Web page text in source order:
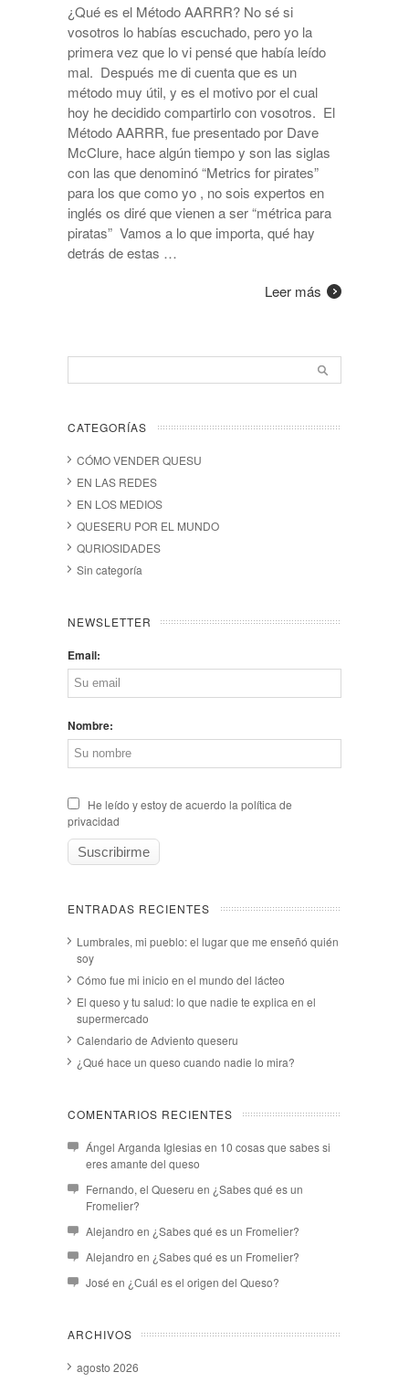
¿Qué es el Método AARRR? No sé si
vosotros lo habías escuchado, pero yo la
primera vez que lo vi pensé que había leído
mal. Después me di cuenta que es un
método muy útil, y es el motivo por el cual
hoy he decidido compartirlo con vosotros. El
Método AARRR, fue presentado por Dave
McClure, hace algún tiempo y son las siglas
con las que denominó “Metrics for pirates”
para los que como yo , no sois expertos en
inglés os diré que vienen a ser “métrica para
piratas” Vamos a lo que importa, qué hay
detrás de estas …
Leer más
CATEGORÍAS
CÓMO VENDER QUESU
EN LAS REDES
EN LOS MEDIOS
QUESERU POR EL MUNDO
QURIOSIDADES
Sin categoría
NEWSLETTER
Email:
Nombre:
He leído y estoy de acuerdo la política de
privacidad
ENTRADAS RECIENTES
Lumbrales, mi pueblo: el lugar que me enseñó quién
soy
Cómo fue mi inicio en el mundo del lácteo
El queso y tu salud: lo que nadie te explica en el
supermercado
Calendario de Adviento queseru
¿Qué hace un queso cuando nadie lo mira?
COMENTARIOS RECIENTES
Ángel Arganda Iglesiasen 10 cosas que sabes si
eres amante del queso
Fernando, el Queseru en ¿Sabes qué es un
Fromelier?
Alejandro en ¿Sabes qué es un Fromelier?
Alejandro en ¿Sabes qué es un Fromelier?
José en ¿Cuál es el origen del Queso?
ARCHIVOS
agosto 2026